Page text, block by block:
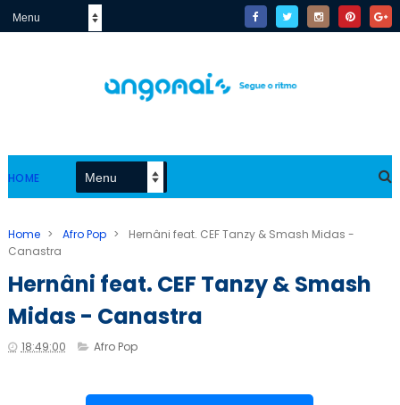
HOME
Home > Afro Pop >
Hernâni feat. CEF Tanzy & Smash Midas -
Canastra
Hernâni feat. CEF Tanzy & Smash
Midas - Canastra
18:49:00 Afro Pop